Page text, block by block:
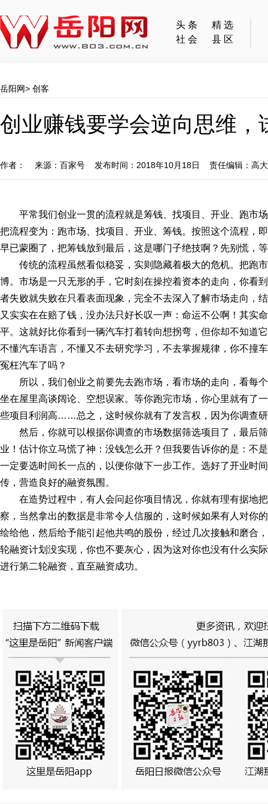
头条
精选
社会
县区
岳阳网> 创客
创业赚钱要学会逆向思维
作者： 来源：百家号 发布时间：2018年10月18日 责任编辑：高
平常我们创业一贯的流程就是筹钱、找项目、开业、跑市
把流程变为：跑市场、找项目、开业、筹钱。按照这个流程，
早已蒙圈了，把筹钱放到最后，这是哪门子绝技啊？先别慌，
传统的流程虽然看似稳妥，实则隐藏着极大的危机。把跑
博。市场是一只无形的手，它时刻在操控着资本的走向，你看
者失败就失败在只看表面现象，完全不去深入了解市场走向，
又实实在在赔了钱，没办法只好长叹一声：命运不公啊！其实
平。这就好比你看到一辆汽车打着转向想拐弯，但你却不知道
不懂汽车语言，不懂又不去研究学习，不去掌握规律，你不撞
冤枉汽车了吗？
所以，我们创业之前要先去跑市场，看市场的走向，看每
坐在屋里高谈阔论、空想误家。等你跑完市场，你心里就有了
些项目利润高……总之，这时候你就有了发言权，因为你调查
然后，你就可以根据你调查的市场数据筛选项目了，最后
业！估计你立马慌了神：没钱怎么开？但我要告诉你的是：不
一定要选时间长一点的，以便你做下一步工作。选好了开业时
传，营造良好的融资氛围。
在造势过程中，有人会问起你项目情况，你就有理有据地
察，当然拿出的数据是非常令人信服的，这时候如果有人对你
绘给他，然后给予能引起他共鸣的股份，经过几次接触和磨合
轮融资计划没实现，你也不要灰心，因为这对你也没有什么实
进行第二轮融资，直至融资成功。